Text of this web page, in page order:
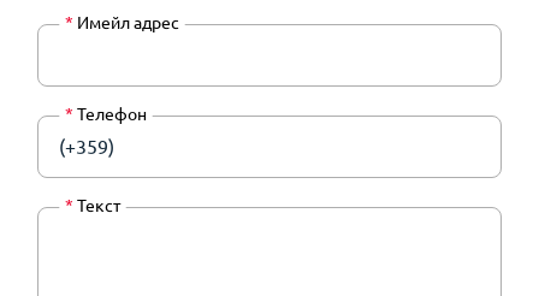
* Имейл адрес
* Телефон
(+359)
* Текст